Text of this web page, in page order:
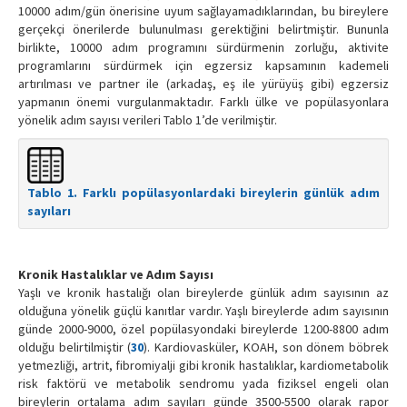
10000 adım/gün önerisine uyum sağlayamadıklarından, bu bireylere
gerçekçi önerilerde bulunulması gerektiğini belirtmiştir. Bununla
birlikte, 10000 adım programını sürdürmenin zorluğu, aktivite
programlarını sürdürmek için egzersiz kapsamının kademeli
artırılması ve partner ile (arkadaş, eş ile yürüyüş gibi) egzersiz
yapmanın önemi vurgulanmaktadır. Farklı ülke ve popülasyonlara
yönelik adım sayısı verileri Tablo 1’de verilmiştir.
Tablo 1. Farklı popülasyonlardaki bireylerin günlük adım
sayıları
Kronik Hastalıklar ve Adım Sayısı
Yaşlı ve kronik hastalığı olan bireylerde günlük adım sayısının az
olduğuna yönelik güçlü kanıtlar vardır. Yaşlı bireylerde adım sayısının
günde 2000-9000, özel popülasyondaki bireylerde 1200-8800 adım
olduğu belirtilmiştir (30). Kardiovasküler, KOAH, son dönem böbrek
yetmezliği, artrit, fibromiyalji gibi kronik hastalıklar, kardiometabolik
risk faktörü ve metabolik sendromu yada fiziksel engeli olan
bireylerin ortalama adım sayıları günde 3500-5500 olarak rapor